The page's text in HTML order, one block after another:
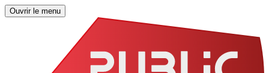
Ouvrir le menu